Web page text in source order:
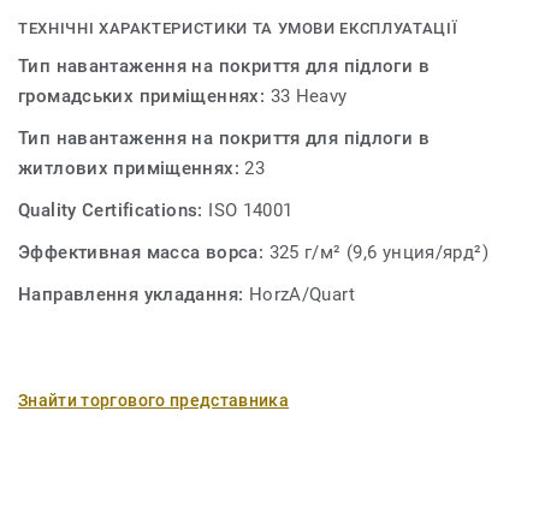
ТЕХНІЧНІ ХАРАКТЕРИСТИКИ ТА УМОВИ ЕКСПЛУАТАЦІЇ
Тип навантаження на покриття для підлоги в
громадських приміщеннях: 33 Heavy
Тип навантаження на покриття для підлоги в
житлових приміщеннях:23
Quality Certifications: ISO 14001
Эффективная масса ворса: 325 г/м² (9,6 унция/ярд²)
Направлення укладання: HorzA/Quart
Знайти торгового представника